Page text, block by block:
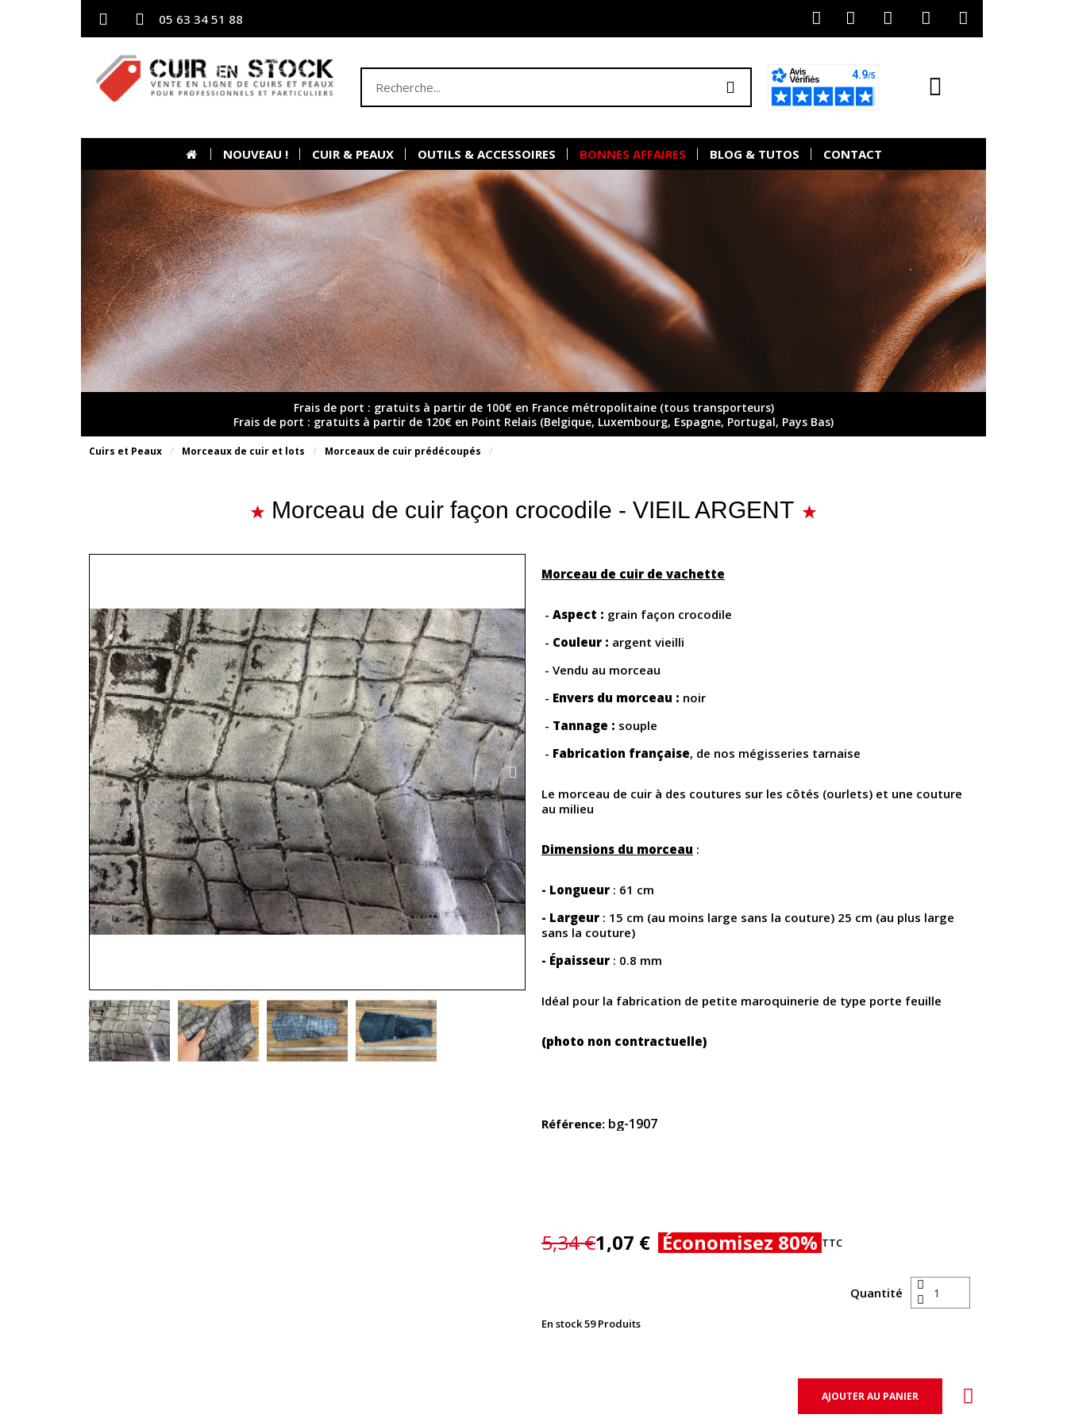
05 63 34 51 88
NOUVEAU ! CUIR & PEAUX OUTILS & ACCESSOIRES BONNES AFFAIRES BLOG & TUTOS CONTACT
Frais de port : gratuits à partir de 100€ en France métropolitaine (tous transporteurs)
Frais de port : gratuits à partir de 120€ en Point Relais (Belgique, Luxembourg, Espagne, Portugal, Pays Bas)
Cuirs et Peaux Morceaux de cuir et lots Morceaux de cuir prédécoupés
Morceau de cuir façon crocodile - VIEIL ARGENT
Morceau de cuir de vachette
- Aspect : grain façon crocodile
- Couleur : argent vieilli
- Vendu au morceau
- Envers du morceau : noir
- Tannage : souple
- Fabrication française, de nos mégisseries tarnaise
Le morceau de cuir à des coutures sur les côtés (ourlets) et une couture
au milieu
Dimensions du morceau :
- Longueur : 61 cm
- Largeur : 15 cm (au moins large sans la couture) 25 cm (au plus large
sans la couture)
- Épaisseur : 0.8 mm
Idéal pour la fabrication de petite maroquinerie de type porte feuille
(photo non contractuelle)
Référence bg-1907
5,34 €1,07 € Économisez 80% TTC
Quantité
En stock59 Produits
AJOUTER AU PANIER